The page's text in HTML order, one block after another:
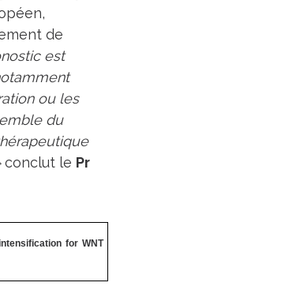
de
est
ou les
du
conclut le Pr
for WNT